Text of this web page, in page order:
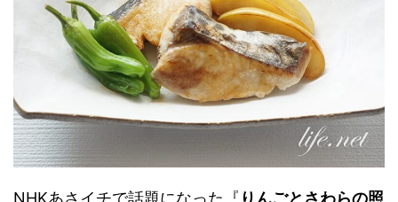
NHKあさイチで話題になった『りんごとさわらの照